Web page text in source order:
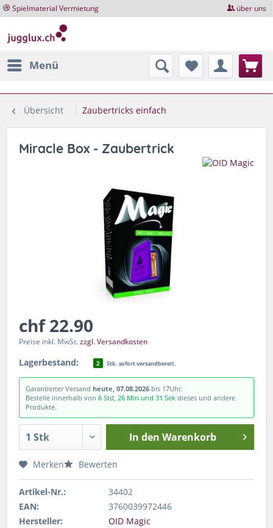
Spielmaterial Vermietung über uns
Menü
Übersicht Zaubertricks einfach
Miracle Box - Zaubertrick
chf 22.90
Preise inkl. MwSt.zzgl. Versandkosten
Lagerbestand: 2 Stk. sofort versandbereit.
Garantierter Versand heute, 07.08.2026 bis 17Uhr.
Bestelle innerhalb von 6 Std, 26 Min und 31 Sek dieses und andere
Produkte.
In den Warenkorb
Merken Bewerten
Artikel-Nr.:
34402
EAN:
3760039972446
Hersteller:
OID Magic